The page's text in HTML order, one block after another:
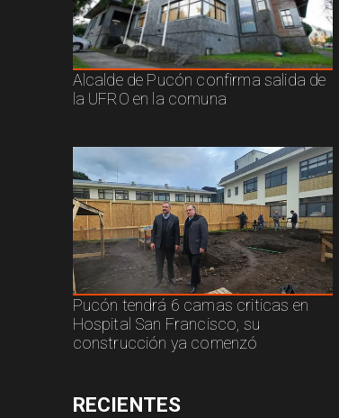
Alcalde de Pucón confirma salida de
la UFRO en la comuna
Pucón tendrá 6 camas criticas en
Hospital San Francisco, su
construcción ya comenzó
RECIENTES